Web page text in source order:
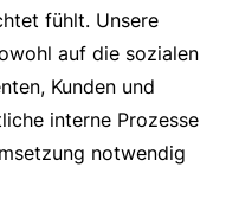
fühlt. Unsere
auf die sozialen
Kunden und
interne Prozesse
notwendig